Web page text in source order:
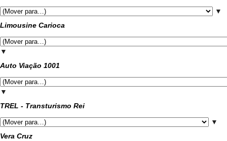
▼
Limousine Carioca
▼
Auto Viação 1001
▼
TREL - Transturismo Rei
▼
Vera Cruz